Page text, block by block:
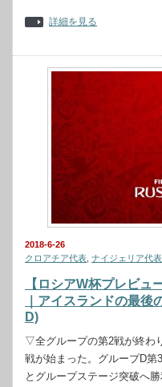
詳細を見る
2018-6-26
クロアチア代表 ナイジェリア代表
【ロシアW杯プレビ
｜アイスランドの最
D)
▽全グループの第2戦が終わ
戦が始まった。グループD第
とグループステージ突破へ